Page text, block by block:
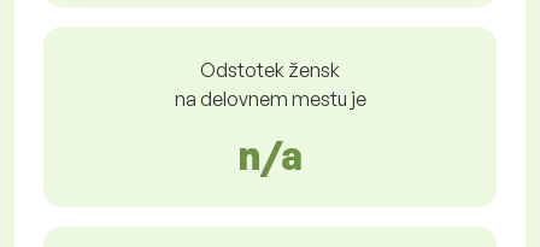
Odstotek žensk
na delovnem mestu je
n/a